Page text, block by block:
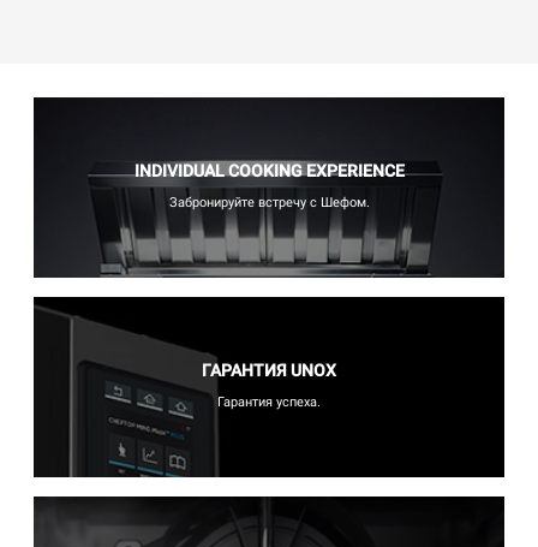
INDIVIDUAL COOKING EXPERIENCE
Забронируйте встречу с Шефом.
ГАРАНТИЯ UNOX
Гарантия успеха.